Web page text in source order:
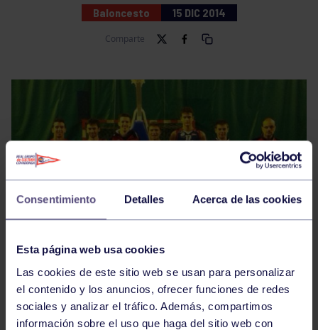
Consentimiento Detalles Acerca de las cookies
Esta página web usa cookies
Las cookies de este sitio web se usan para personalizar
el contenido y los anuncios, ofrecer funciones de redes
sociales y analizar el tráfico. Además, compartimos
información sobre el uso que haga del sitio web con
Baloncesto 15 DIC 2014
Comparte
Primera Nacional